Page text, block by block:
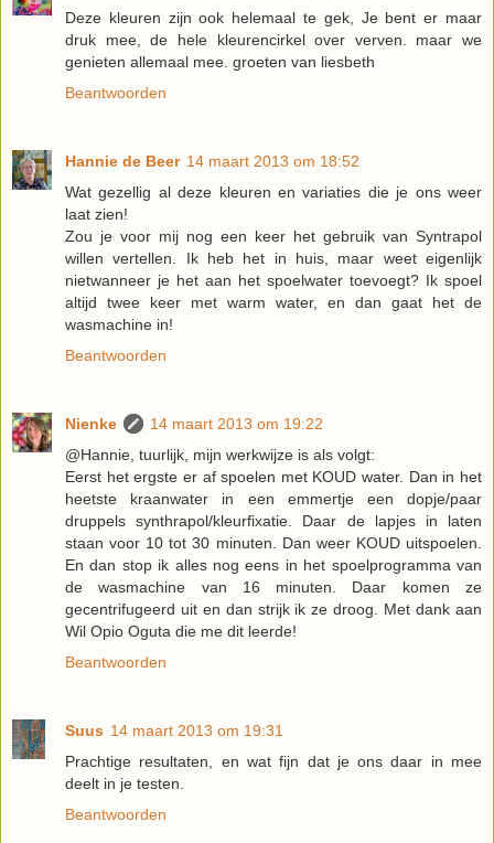
Deze kleuren zijn ook helemaal te gek, Je bent er maar
druk mee, de hele kleurencirkel over verven. maar we
genieten allemaal mee. groeten van liesbeth
Beantwoorden
Hannie de Beer 14 maart 2013 om 18:52
Wat gezellig al deze kleuren en variaties die je ons weer
laat zien!
Zou je voor mij nog een keer het gebruik van Syntrapol
willen vertellen. Ik heb het in huis, maar weet eigenlijk
nietwanneer je het aan het spoelwater toevoegt? Ik spoel
altijd twee keer met warm water, en dan gaat het de
wasmachine in!
Beantwoorden
Nienke
14 maart 2013 om 19:22
@Hannie, tuurlijk, mijn werkwijze is als volgt:
Eerst het ergste er af spoelen met KOUD water. Dan in het
heetste kraanwater in een emmertje een dopje/paar
druppels synthrapol/kleurfixatie. Daar de lapjes in laten
staan voor 10 tot 30 minuten. Dan weer KOUD uitspoelen.
En dan stop ik alles nog eens in het spoelprogramma van
de wasmachine van 16 minuten. Daar komen ze
gecentrifugeerd uit en dan strijk ik ze droog. Met dank aan
Wil Opio Oguta die me dit leerde!
Beantwoorden
Suus 14 maart 2013 om 19:31
Prachtige resultaten, en wat fijn dat je ons daar in mee
deelt in je testen.
Beantwoorden